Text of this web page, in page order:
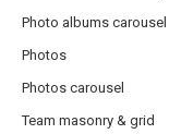
Photo albums carousel
Photos
Photos carousel
Team masonry & grid